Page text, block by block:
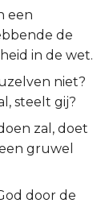
een
de
in de wet.
niet?
steelt gij?
zal, doet
gruwel
door de